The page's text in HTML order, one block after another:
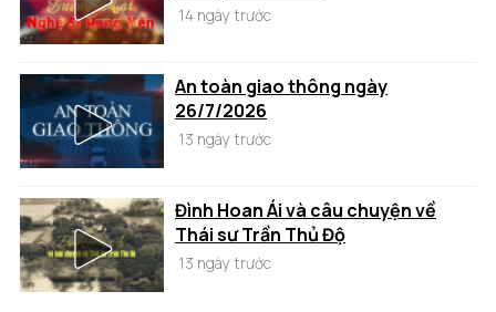
14 ngày trước
An toàn giao thông ngày
26/7/2026
13 ngày trước
Đình Hoan Ái và câu chuyện về
Thái sư Trần Thủ Độ
13 ngày trước